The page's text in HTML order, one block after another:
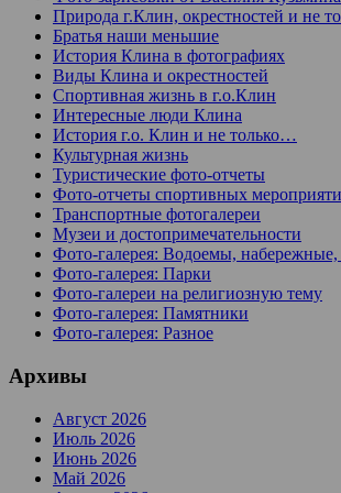
Природа г.Клин, окрестностей и не
Братья наши меньшие
История Клина в фотографиях
Виды Клина и окрестностей
Спортивная жизнь в г.о.Клин
Интересные люди Клина
История г.о. Клин и не только…
Культурная жизнь
Туристические фото-отчеты
Фото-отчеты спортивных
Транспортные фотогалереи
Музеи и достопримечательности
Фото-галерея: Водоемы,
Фото-галерея: Парки
Фото-галереи на религиозную тему
Фото-галерея: Памятники
Фото-галерея: Разное
Архивы
Август 2026
Июль 2026
Июнь 2026
Май 2026